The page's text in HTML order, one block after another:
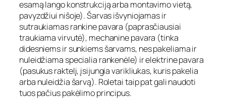
esamą lango konstrukciją arba montavimo vietą,
pavyzdžiui nišoje). Šarvas išvyniojamas ir
sutraukiamas rankine pavara (paprasčiausiai
traukiama virvutė), mechanine pavara (tinka
didesniems ir sunkiems šarvams, nes pakeliama ir
nuleidžiama specialia rankenėle) ir elektrine pavara
(pasukus raktelį, įsijungia varikliukas, kuris pakelia
arba nuleidžia šarvą). Roletai taip pat gali naudoti
tuos pačius pakėlimo principus.